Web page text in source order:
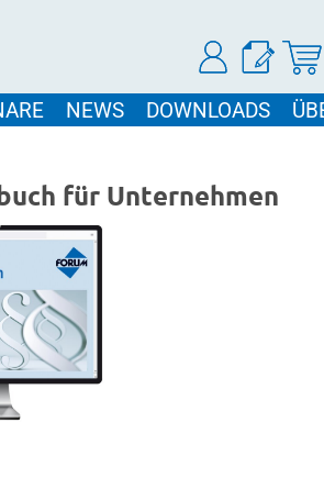
NEWS DOWNLOADS
für Unternehmen